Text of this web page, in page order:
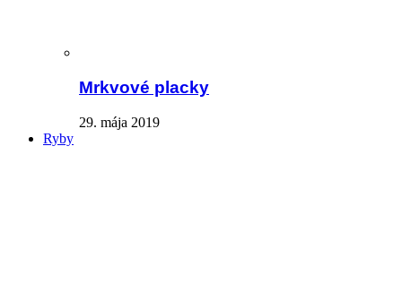
Mrkvové placky
29. mája 2019
Ryby